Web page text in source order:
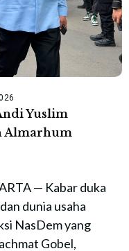
Yuslim
Almarhum
— Kabar duka
dunia usaha
NasDem yang
Gobel,